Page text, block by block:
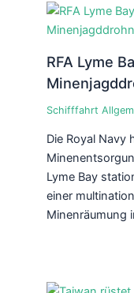
RFA Lyme
Schifffahrt
Die Royal Navy
Lyme Bay
einer
Minenräumung